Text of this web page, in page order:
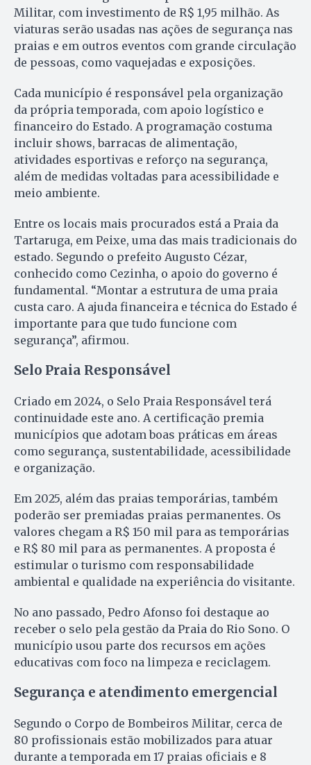
Militar, com investimento de R$ 1,95 milhão. As
viaturas serão usadas nas ações de segurança nas
praias e em outros eventos com grande circulação
de pessoas, como vaquejadas e exposições.
Cada município é responsável pela organização
da própria temporada, com apoio logístico e
financeiro do Estado. A programação costuma
incluir shows, barracas de alimentação,
atividades esportivas e reforço na segurança,
além de medidas voltadas para acessibilidade e
meio ambiente.
Entre os locais mais procurados está a Praia da
Tartaruga, em Peixe, uma das mais tradicionais do
estado. Segundo o prefeito Augusto Cézar,
conhecido como Cezinha, o apoio do governo é
fundamental. “Montar a estrutura de uma praia
custa caro. A ajuda financeira e técnica do Estado é
importante para que tudo funcione com
segurança”, afirmou.
Selo Praia Responsável
Criado em 2024, o Selo Praia Responsável terá
continuidade este ano. A certificação premia
municípios que adotam boas práticas em áreas
como segurança, sustentabilidade, acessibilidade
e organização.
Em 2025, além das praias temporárias, também
poderão ser premiadas praias permanentes. Os
valores chegam a R$ 150 mil para as temporárias
e R$ 80 mil para as permanentes. A proposta é
estimular o turismo com responsabilidade
ambiental e qualidade na experiência do visitante.
No ano passado, Pedro Afonso foi destaque ao
receber o selo pela gestão da Praia do Rio Sono. O
município usou parte dos recursos em ações
educativas com foco na limpeza e reciclagem.
Segurança e atendimento emergencial
Segundo o Corpo de Bombeiros Militar, cerca de
80 profissionais estão mobilizados para atuar
durante a temporada em 17 praias oficiais e 8